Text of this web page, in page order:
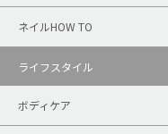
ネイルHOW TO
ライフスタイル
ボディケア